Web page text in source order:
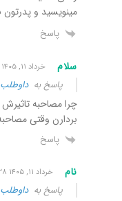
مینویسید و پدرتون
پاسخ
سلام خرداد ۱۱, ۱۴۰۵ ۹:۳۷ ق٫ظ
پاسخ بهداوطلب
چرا مصاحبه تاثیرش
بردارن وقتی
پاسخ
نام خرداد ۱۱, ۱۴۰۵ ۱:۲۸ ب٫ظ
پاسخ بهداوطلب